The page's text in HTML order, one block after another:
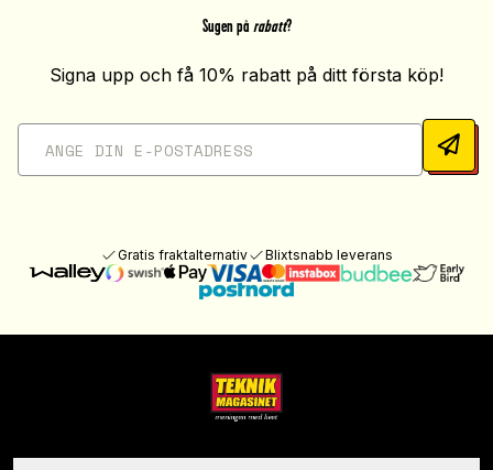
Sugen på rabatt?
Signa upp och få 10% rabatt på ditt första köp!
Gratis fraktalternativ Blixtsnabb leverans